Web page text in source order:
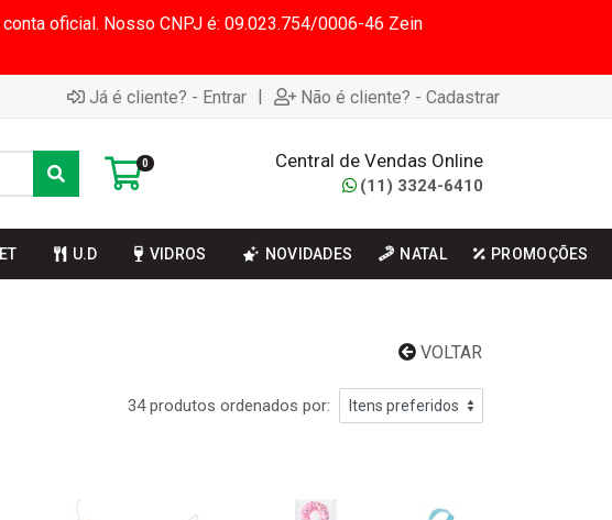
oficial. Nosso CNPJ é: 09.023.754/0006-46 Zein
Já é cliente? - Entrar | Não é cliente? - Cadastrar
0 Central de Vendas Online
(11) 3324-6410
U.D VIDROS NOVIDADES NATAL PROMOÇÕES
VOLTAR
34 produtos ordenados por: